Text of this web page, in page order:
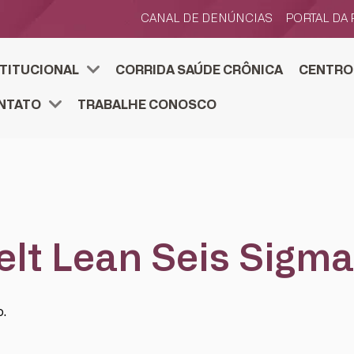
CANAL DE DENÚNCIAS PORTAL DA
CORRIDA SAÚDE CRÔNICA
TRABALHE CONOSCO
Lean Seis